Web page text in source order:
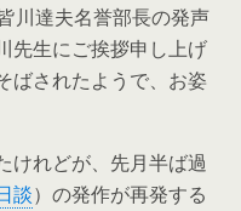
川達夫名誉部長の発声
先生にご挨拶申し上げ
ばされたようで、お姿
けれどが、先月半ば過
談）の発作が再発する